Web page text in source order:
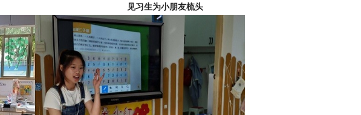
书 见习生为小朋友梳头